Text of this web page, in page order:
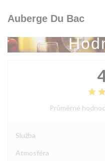
Auberge Du Bac
Průměrné
Služba
Atmosféra